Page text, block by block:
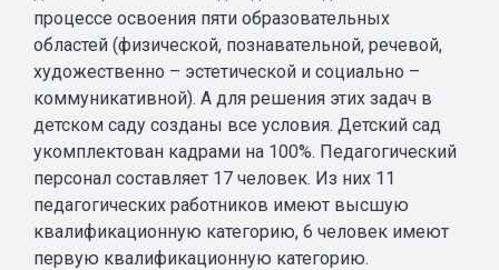
процессе освоения пяти образовательных
областей (физической, познавательной, речевой,
художественно – эстетической и социально –
коммуникативной). А для решения этих задач в
детском саду созданы все условия. Детский сад
укомплектован кадрами на 100%. Педагогический
персонал составляет 17 человек. Из них 11
педагогических работников имеют высшую
квалификационную категорию, 6 человек имеют
первую квалификационную категорию.